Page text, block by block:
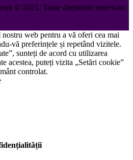
©️2021. Toate drepturile rezervate.
web pentru a vă oferi cea mai
vă preferințele și repetând vizitele.
sunteți de acord cu utilizarea
acestea, puteți vizita „Setări cookie”
controlat.